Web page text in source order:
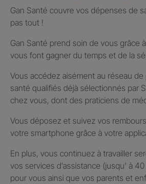
Gan Santé couvre vos dépenses de
pas tout !
Gan Santé prend soin de vous grâce
vous font gagner du temps et de la
Vous accédez aisément au réseau
santé qualifiés déjà sélectionnés par
chez vous, dont des praticiens de
Vous déposez et suivez vos
votre smartphone grâce à votre
En plus, vous continuez à travailler
vos services d’assistance (jusqu’ à
pour vous ainsi que vos parents et